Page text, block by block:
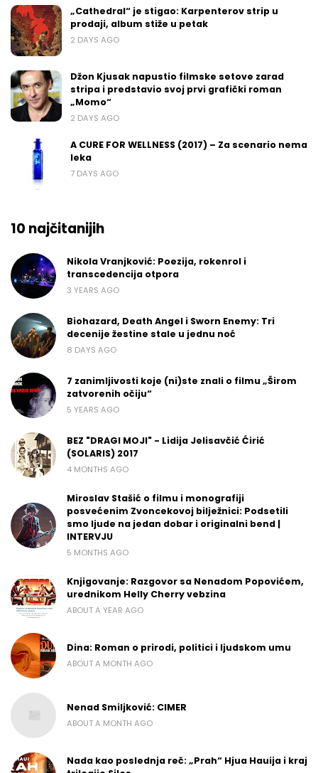
„Cathedral“ je stigao: Karpenterov strip u
prodaji, album stiže u petak
2 DAYS AGO
Džon Kjusak napustio filmske setove zarad
stripa i predstavio svoj prvi grafički roman
„Momo“
2 DAYS AGO
A CURE FOR WELLNESS (2017) – Za scenario nema
leka
7 DAYS AGO
10 najčitanijih
Nikola Vranjković: Poezija, rokenrol i
transcedencija otpora
3 YEARS AGO
Biohazard, Death Angel i Sworn Enemy: Tri
decenije žestine stale u jednu noć
8 DAYS AGO
7 zanimljivosti koje (ni)ste znali o filmu „Širom
zatvorenih očiju“
5 YEARS AGO
BEZ "DRAGI MOJI" - Lidija Jelisavčić Ćirić
(SOLARIS) 2017
4 MONTHS AGO
Miroslav Stašić o filmu i monografiji
posvećenim Zvoncekovoj bilježnici: Podsetili
smo ljude na jedan dobar i originalni bend |
INTERVJU
5 MONTHS AGO
Knjigovanje: Razgovor sa Nenadom Popovićem,
urednikom Helly Cherry vebzina
ABOUT A YEAR AGO
Dina: Roman o prirodi, politici i ljudskom umu
ABOUT A MONTH AGO
Nenad Smiljković: CIMER
ABOUT A MONTH AGO
Nada kao poslednja reč: „Prah“ Hjua Hauija i kraj